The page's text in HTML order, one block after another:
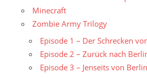
Minecraft
Zombie Army Trilogy
Episode 1 – Der Schrecken
Episode 2 – Zurück nach
Episode 3 – Jenseits von Berlin